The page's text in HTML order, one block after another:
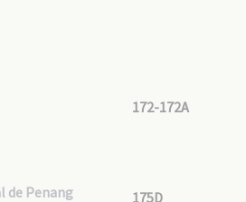
de Penang
172-172A
175D